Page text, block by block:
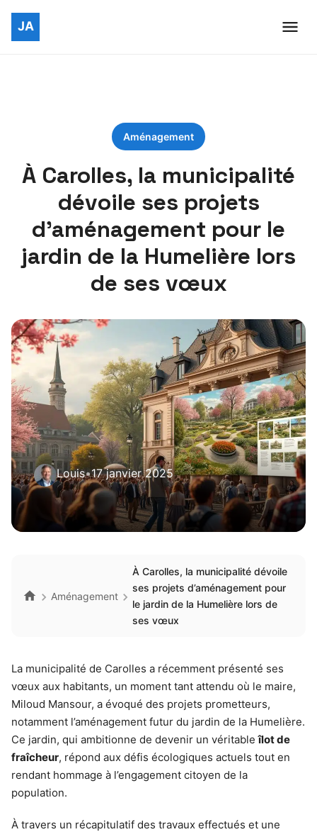
Aménagement
À Carolles, la municipalité
dévoile ses projets
d’aménagement pour le
jardin de la Humelière lors
de ses vœux
Louis•17 janvier 2025
Aménagement
À Carolles, la municipalité dévoile
ses projets d’aménagement pour
le jardin de la Humelière lors de
ses vœux
La municipalité de Carolles a récemment présenté ses
vœux aux habitants, un moment tant attendu où le maire,
Miloud Mansour, a évoqué des projets prometteurs,
notamment l’aménagement futur du jardin de la Humelière.
Ce jardin, qui ambitionne de devenir un véritableîlot de
fraîcheur, répond aux défis écologiques actuels tout en
rendant hommage à l’engagement citoyen de la
population.
À travers un récapitulatif des travaux effectués et une